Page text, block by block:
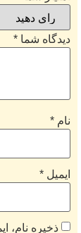
دیدگاه شما *
نام *
ایمیل *
ذخیره نام،